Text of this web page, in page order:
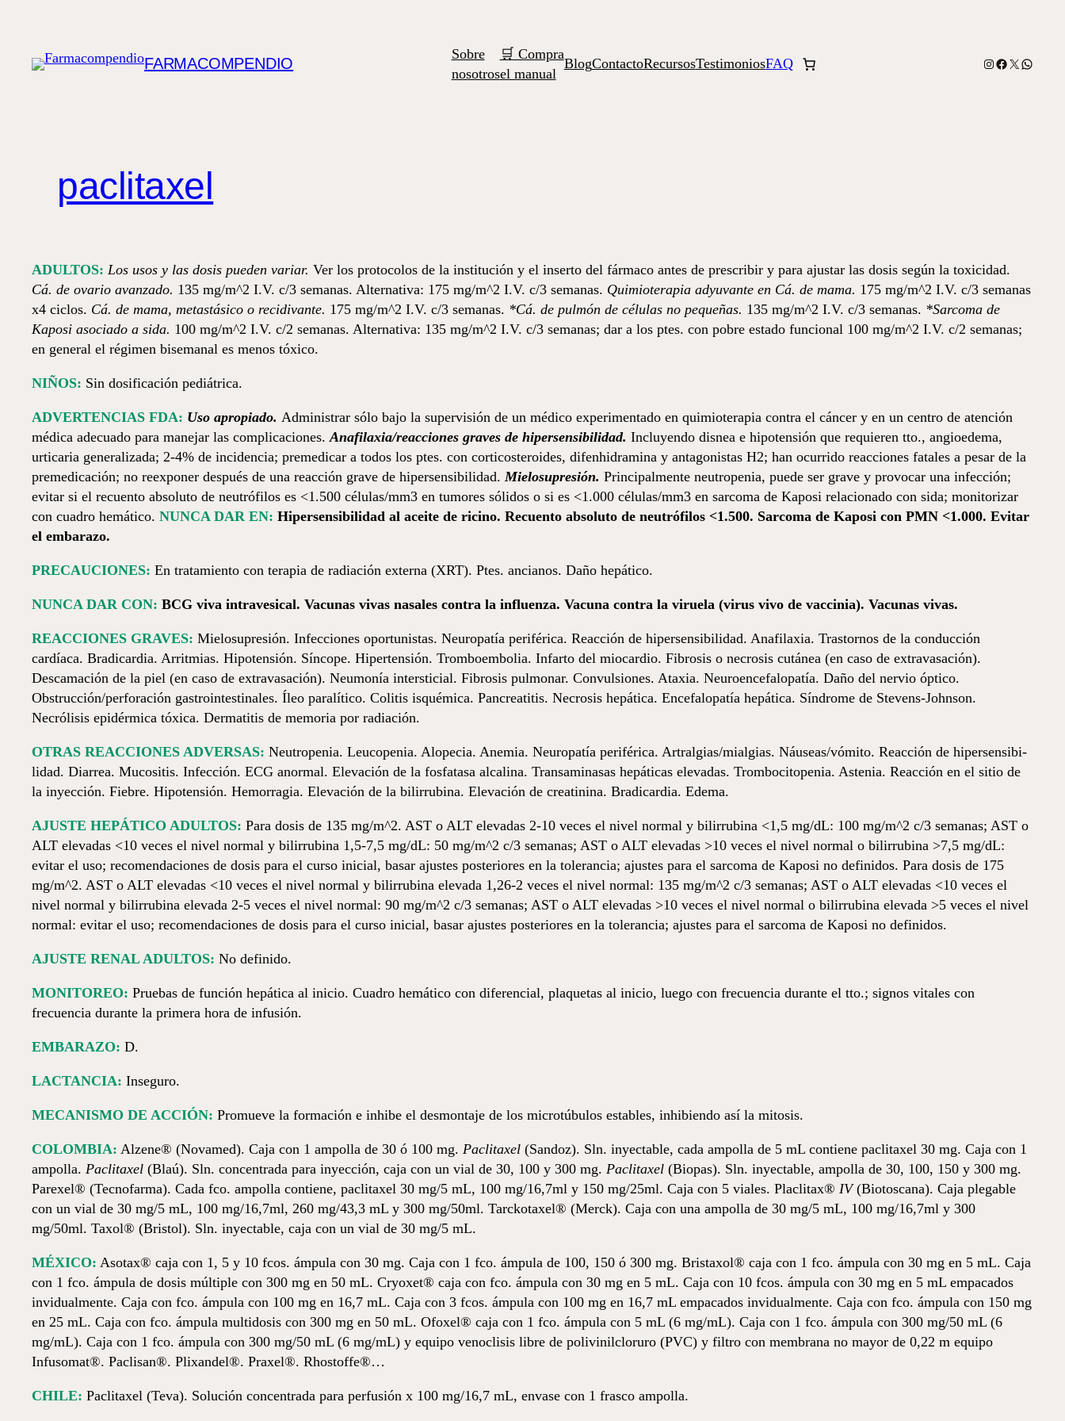
contenido
FARMACOMPENDIO
Sobre
nosotros
🛒 Compra
el manual
BlogContactoRecursosTestimoniosFAQ Instagram
Facebook
X
paclitaxel
ADULTOS: Los usos y las dosis pueden variar. Ver los protocolos de la institución y el inserto del fármaco antes de prescribir y para ajustar las dosis según la toxicidad.
Cá. de ovario avanzado. 135 mg/m^2 I.V. c/3 semanas. Alternativa: 175 mg/m^2 I.V. c/3 semanas. Quimioterapia adyuvante en Cá. de mama. 175 mg/m^2 I.V. c/3 semanas
x4 ciclos. Cá. de mama, metastásico o recidivante. 175 mg/m^2 I.V. c/3 semanas. *Cá. de pulmón de células no pequeñas. 135 mg/m^2 I.V. c/3 semanas. *Sarcoma de
Kaposi asociado a sida. 100 mg/m^2 I.V. c/2 semanas. Alternativa: 135 mg/m^2 I.V. c/3 semanas; dar a los ptes. con pobre estado funcional 100 mg/m^2 I.V. c/2 semanas;
en general el régimen bisemanal es menos tóxico.
NIÑOS: Sin dosificación pediátrica.
ADVERTENCIAS FDA: Uso apropiado. Administrar sólo bajo la supervisión de un médico experimentado en quimioterapia contra el cáncer y en un centro de atención
médica adecuado para manejar las complicaciones.Anafilaxia/reacciones graves de hiper­sen­si­bi­lidad. Incluyendo disnea e hipotensión que requieren tto., angioedema,
urticaria generalizada; 2-4% de incidencia; premedicar a todos los ptes. con corticosteroides, difenhidramina y antagonistas H2; han ocurrido reacciones fatales a pesar de la
premedicación; no reexponer después de una reacción grave de hiper­sen­si­bi­lidad.Mielosupresión. Principalmente neutropenia, puede ser grave y provocar una infección;
evitar si el recuento absoluto de neutrófilos es <1.500 células/mm3 en tumores sólidos o si es <1.000 células/mm3 en sarcoma de Kaposi relacionado con sida; monitorizar
con cuadro hemático. NUNCA DAR EN: Hiper­sen­si­bi­lidad al aceite de ricino. Recuento absoluto de neutrófilos <1.500. Sarcoma de Kaposi con PMN <1.000. Evitar
el embarazo.
PRECAUCIONES: En tratamiento con terapia de radiación externa (XRT). Ptes. ancianos. Daño hepático.
NUNCA DAR CON: BCG viva intravesical. Vacunas vivas nasales contra la influenza. Vacuna contra la viruela (virus vivo de vaccinia). Vacunas vivas.
REACCIONES GRAVES: Mielosupresión. Infecciones oportunistas. Neuropatía periférica. Reacción de hiper­sen­si­bi­lidad. Anafilaxia. Trastornos de la conducción
cardíaca. Bradicardia. Arritmias. Hipotensión. Síncope. Hipertensión. Tromboembolia. Infarto del miocardio. Fibrosis o necrosis cutánea (en caso de extravasación).
Descamación de la piel (en caso de extravasación). Neumonía intersticial. Fibrosis pulmonar. Convulsiones. Ataxia. Neuroencefalopatía. Daño del nervio óptico.
Obstrucción/perforación gastrointestinales. Íleo paralítico. Colitis isquémica. Pancreatitis. Necrosis hepática. Encefalopatía hepática. Síndrome de Stevens-Johnson.
Necrólisis epidérmica tóxica. Dermatitis de memoria por radiación.
OTRAS REACCIONES ADVERSAS: Neutropenia. Leucopenia. Alopecia. Anemia. Neuropatía periférica. Artralgias/mialgias. Náuseas/vómito. Reacción de hiper­sen­si­bi­
lidad. Diarrea. Mucositis. Infección. ECG anormal. Elevación de la fosfatasa alcalina. Transaminasas hepáticas elevadas. Trombocitopenia. Astenia. Reacción en el sitio de
la inyección. Fiebre. Hipotensión. Hemorragia. Elevación de la bilirrubina. Elevación de creatinina. Bradicardia. Edema.
AJUSTE HEPÁTICO ADULTOS: Para dosis de 135 mg/m^2. AST o ALT elevadas 2-10 veces el nivel normal y bilirrubina <1,5 mg/dL: 100 mg/m^2 c/3 semanas; AST o
ALT elevadas <10 veces el nivel normal y bilirrubina 1,5-7,5 mg/dL: 50 mg/m^2 c/3 semanas; AST o ALT elevadas >10 veces el nivel normal o bilirrubina >7,5 mg/dL:
evitar el uso; recomendaciones de dosis para el curso inicial, basar ajustes posteriores en la tolerancia; ajustes para el sarcoma de Kaposi no definidos. Para dosis de 175
mg/m^2. AST o ALT elevadas <10 veces el nivel normal y bilirrubina elevada 1,26-2 veces el nivel normal: 135 mg/m^2 c/3 semanas; AST o ALT elevadas <10 veces el
nivel normal y bilirrubina elevada 2-5 veces el nivel normal: 90 mg/m^2 c/3 semanas; AST o ALT elevadas >10 veces el nivel normal o bilirrubina elevada >5 veces el nivel
normal: evitar el uso; recomendaciones de dosis para el curso inicial, basar ajustes posteriores en la tolerancia; ajustes para el sarcoma de Kaposi no definidos.
AJUSTE RENAL ADULTOS: No definido.
MONITOREO: Pruebas de función hepática al inicio. Cuadro hemático con diferencial, plaquetas al inicio, luego con frecuencia durante el tto.; signos vitales con
frecuencia durante la primera hora de infusión.
EMBARAZO: D.
LACTANCIA: Inseguro.
MECANISMO DE ACCIÓN: Promueve la formación e inhibe el desmontaje de los microtúbulos estables, inhibiendo así la mitosis.
COLOMBIA: Alzene® (Novamed). Caja con 1 ampolla de 30 ó 100 mg. Paclitaxel (Sandoz). Sln. inyectable, cada ampolla de 5 mL contiene paclitaxel 30 mg. Caja con 1
ampolla. Paclitaxel (Blaú). Sln. concentrada para inyección, caja con un vial de 30, 100 y 300 mg. Paclitaxel (Biopas). Sln. inyectable, ampolla de 30, 100, 150 y 300 mg.
Parexel® (Tecnofarma). Cada fco. ampolla contiene, paclitaxel 30 mg/5 mL, 100 mg/16,7ml y 150 mg/25ml. Caja con 5 viales. Placlitax® IV(Biotoscana). Caja plegable
con un vial de 30 mg/5 mL, 100 mg/16,7ml, 260 mg/43,3 mL y 300 mg/50ml. Tarckotaxel® (Merck). Caja con una ampolla de 30 mg/5 mL, 100 mg/16,7ml y 300
mg/50ml. Taxol® (Bristol). Sln. inyectable, caja con un vial de 30 mg/5 mL.
MÉXICO: Asotax® caja con 1, 5 y 10 fcos. ámpula con 30 mg. Caja con 1 fco. ámpula de 100, 150 ó 300 mg. Bristaxol® caja con 1 fco. ámpula con 30 mg en 5 mL. Caja
con 1 fco. ámpula de dosis múltiple con 300 mg en 50 mL. Cryoxet® caja con fco. ámpula con 30 mg en 5 mL. Caja con 10 fcos. ámpula con 30 mg en 5 mL empacados
invidualmente. Caja con fco. ámpula con 100 mg en 16,7 mL. Caja con 3 fcos. ámpula con 100 mg en 16,7 mL empacados invidualmente. Caja con fco. ámpula con 150 mg
en 25 mL. Caja con fco. ámpula multidosis con 300 mg en 50 mL. Ofoxel® caja con 1 fco. ámpula con 5 mL (6 mg/mL). Caja con 1 fco. ámpula con 300 mg/50 mL (6
mg/mL). Caja con 1 fco. ámpula con 300 mg/50 mL (6 mg/mL) y equipo venoclisis libre de polivinilcloruro (PVC) y filtro con membrana no mayor de 0,22 m equipo
Infusomat®. Paclisan®. Plixandel®. Praxel®. Rhostoffe®…
CHILE: Paclitaxel (Teva). Solución concentrada para perfusión x 100 mg/16,7 mL, envase con 1 frasco ampolla.